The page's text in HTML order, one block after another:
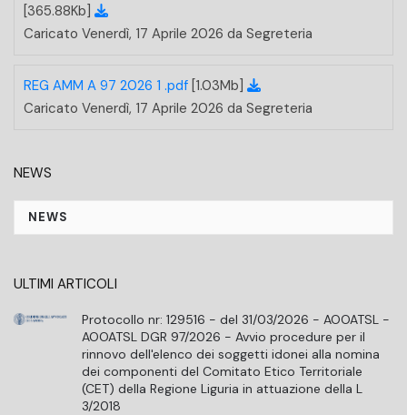
[365.88Kb]
Caricato Venerdì, 17 Aprile 2026 da Segreteria
REG AMM A 97 2026 1 .pdf [1.03Mb]
Caricato Venerdì, 17 Aprile 2026 da Segreteria
NEWS
NEWS
ULTIMI ARTICOLI
Protocollo nr: 129516 - del 31/03/2026 - AOOATSL -
AOOATSL DGR 97/2026 - Avvio procedure per il
rinnovo dell'elenco dei soggetti idonei alla nomina
dei componenti del Comitato Etico Territoriale
(CET) della Regione Liguria in attuazione della L
3/2018